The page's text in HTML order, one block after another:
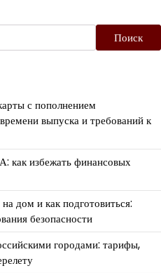
Поиск
с пополнением
выпуска и требований к
как избежать финансовых
дом и как подготовиться:
безопасности
городами: тарифы,